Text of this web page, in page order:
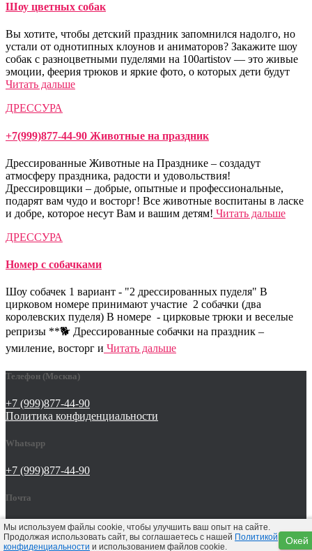
Шоу цветных собак
Вы хотите, чтобы детский праздник запомнился надолго, но
устали от однотипных клоунов и аниматоров? Закажите шоу
собак с разноцветными пуделями на 100artistov — это живые
эмоции, феерия трюков и яркие фото, о которых дети будут
Читать дальше
ДРЕССУРА
+7(999)877-44-90 Животные на праздник
Дрессированные Животные на Празднике – создадут
атмосферу праздника, радости и удовольствия!
Дрессировщики – добрые, опытные и профессиональные,
подарят вам чудо и восторг! Все животные воспитаны в ласке
и добре, которое несут Вам и вашим детям! Читать дальше
ДРЕССУРА
Номер с собачками
Шоу собачек 1 вариант - "2 дрессированных пуделя" В
цирковом номере принимают участие 2 собачки (два
королевских пуделя) В номере - цирковые трюки и веселые
репризы **🐕 Дрессированные собачки на праздник –
умиление, восторг и Читать дальше
Телефон (Москва)
+7 (999)877-44-90
Политика конфиденциальности
Мы используем файлы cookie, чтобы улучшить ваш опыт на сайте.
Продолжая использовать сайт, вы соглашаетесь с нашей Политикой
конфиденциальности и использованием файлов cookie.
Окей
Whatsapp
+7 (999)877-44-90
Почта
tat642@yandex.ru